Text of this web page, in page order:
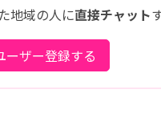
地域の人に直接チャット
ーザー登録する